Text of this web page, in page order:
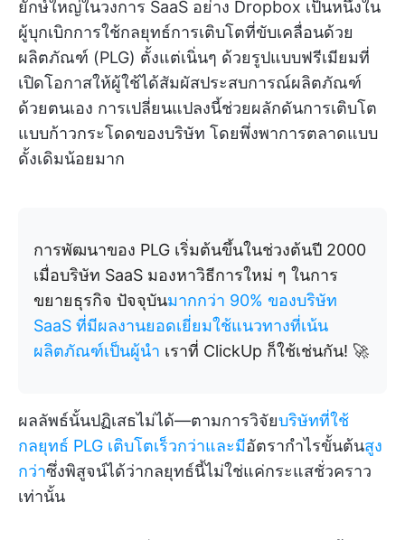
ยักษ์ใหญ่ในวงการ SaaS อย่าง Dropbox เป็นหนึ่งใน
ผู้บุกเบิกการใช้กลยุทธ์การเติบโตที่ขับเคลื่อนด้วย
ผลิตภัณฑ์ (PLG) ตั้งแต่เนิ่นๆ ด้วยรูปแบบฟรีเมียมที่
เปิดโอกาสให้ผู้ใช้ได้สัมผัสประสบการณ์ผลิตภัณฑ์
ด้วยตนเอง การเปลี่ยนแปลงนี้ช่วยผลักดันการเติบโต
แบบก้าวกระโดดของบริษัท โดยพึ่งพาการตลาดแบบ
ดั้งเดิมน้อยมาก
การพัฒนาของ PLG เริ่มต้นขึ้นในช่วงต้นปี 2000
เมื่อบริษัท SaaS มองหาวิธีการใหม่ ๆ ในการ
ขยายธุรกิจ ปัจจุบันมากกว่า 90% ของบริษัท
SaaS ที่มีผลงานยอดเยี่ยมใช้แนวทางที่เน้น
ผลิตภัณฑ์เป็นผู้นำ เราที่ ClickUp ก็ใช้เช่นกัน! 🚀
ผลลัพธ์นั้นปฏิเสธไม่ได้—ตามการวิจัยบริษัทที่ใช้
กลยุทธ์ PLG เติบโตเร็วกว่าและมีอัตรากำไรขั้นต้นสูง
กว่าซึ่งพิสูจน์ได้ว่ากลยุทธ์นี้ไม่ใช่แค่กระแสชั่วคราว
เท่านั้น